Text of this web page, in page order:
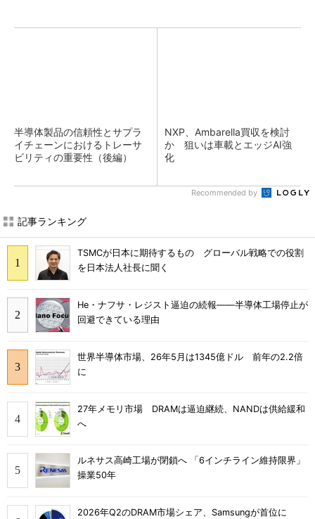
半導体製品の信頼性とサプラ
イチェーンにおけるトレーサ
ビリティの重要性（後編）
NXP、Ambarella買収を検討
か 狙いは車載とエッジAI強
化
Recommended by
記事ランキング
TSMCが日本に期待するもの グローバル戦略での役割
を日本法人社長に聞く
He・ナフサ・レジスト逼迫の続報――半導体工場停止が
回避できている理由
世界半導体市場、26年5月は1345億ドル 前年の2.2倍
に
27年メモリ市場 DRAMは逼迫継続、NANDは供給緩和
へ
ルネサス高崎工場が閉鎖へ 「6インチライン維持限界」
操業50年
2026年Q2のDRAM市場シェア、Samsungが首位に